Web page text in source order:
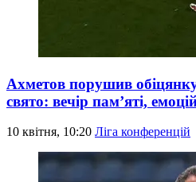
Ахметов порушив
свято: вечір пам’яті,
10 квітня, 10:20 Ліга конференцій